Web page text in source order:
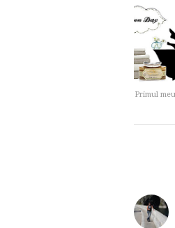
Primul